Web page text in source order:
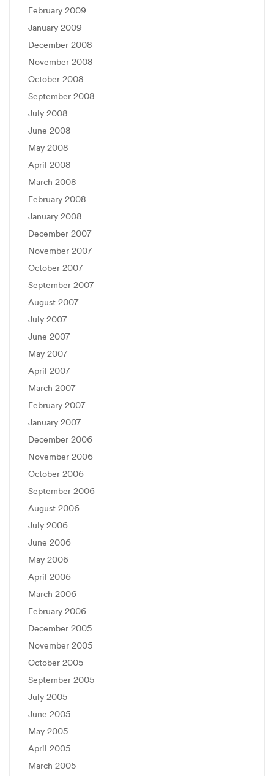
February 2009
January 2009
December 2008
November 2008
October 2008
September 2008
July 2008
June 2008
May 2008
April 2008
March 2008
February 2008
January 2008
December 2007
November 2007
October 2007
September 2007
August 2007
July 2007
June 2007
May 2007
April 2007
March 2007
February 2007
January 2007
December 2006
November 2006
October 2006
September 2006
August 2006
July 2006
June 2006
May 2006
April 2006
March 2006
February 2006
December 2005
November 2005
October 2005
September 2005
July 2005
June 2005
May 2005
April 2005
March 2005